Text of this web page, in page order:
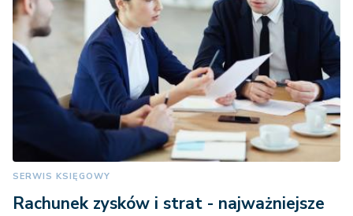
SERWIS KSIĘGOWY
Rachunek zysków i strat - najważniejsze